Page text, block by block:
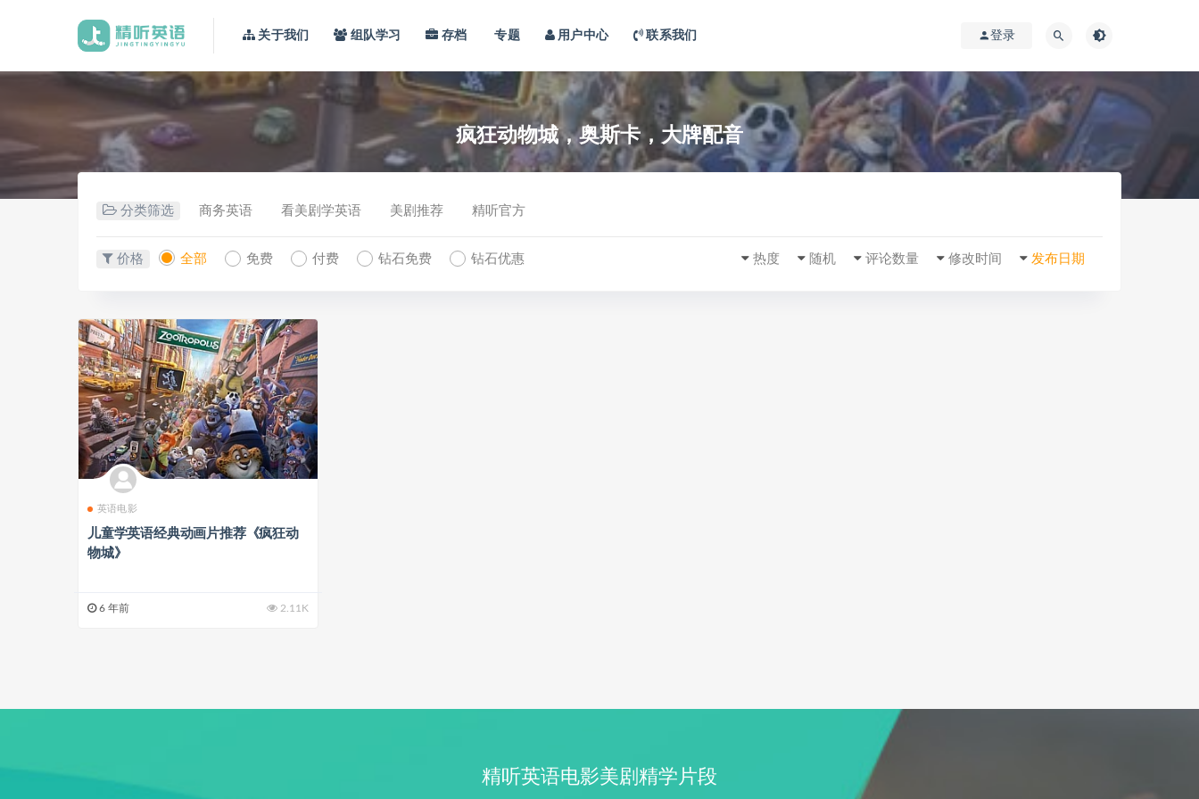
关于我们 组队学习 存档 专题 用户中心 联系我们 登录
疯狂动物城，奥斯卡，大牌配音
分类筛选 商务英语 看美剧学英语 美剧推荐 精听官方
价格 全部 免费 付费 钻石免费 钻石优惠 发布日期
修改时间
评论数量
随机
热度
英语电影
儿童学英语经典动画片推荐《疯狂动
物城》
6 年前 2.11K
精听英语电影美剧精学片段